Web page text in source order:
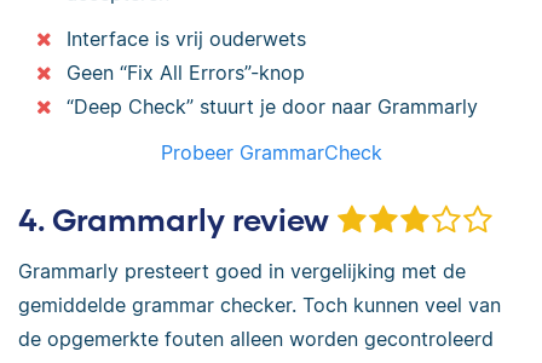
Interface is vrij ouderwets
Geen “Fix All Errors”-knop
“Deep Check” stuurt je door naar Grammarly
Probeer GrammarCheck
4. Grammarly review
Grammarly presteert goed in vergelijking met de
gemiddelde grammar checker. Toch kunnen veel van
de opgemerkte fouten alleen worden gecontroleerd